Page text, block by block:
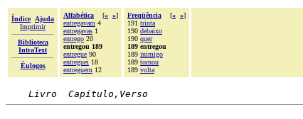
Índice
Ajuda
Imprimir
Biblioteca
IntraText
Èulogos
Alfabética [« »]
entregavam 4
entregavas 1
entrego 20
entregou 189
entregue 90
entreguei 18
entreguem 12
Freqüência [« »]
191 trinta
190 debaixo
190 quer
189 entregou
189 inimigo
189 tornou
189 volta
Livro  Capítulo,Verso